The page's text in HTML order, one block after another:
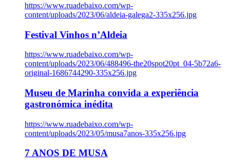
https://www.ruadebaixo.com/wp-
content/uploads/2023/06/aldeia-galega2-335x256.jpg
Festival Vinhos n’Aldeia
https://www.ruadebaixo.com/wp-
content/uploads/2023/06/488496-the20spot20pt_04-5b72a6-
original-1686744290-335x256.jpg
Museu de Marinha convida a experiência
gastronómica inédita
https://www.ruadebaixo.com/wp-
content/uploads/2023/05/musa7anos-335x256.jpg
7 ANOS DE MUSA